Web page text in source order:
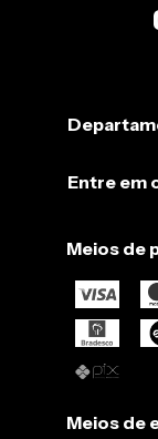
O tom pode
você fizer 2
Entre em
Meios de
Meios de